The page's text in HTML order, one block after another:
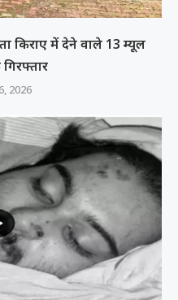
किराए में देने वाले 13 म्यूल
2026